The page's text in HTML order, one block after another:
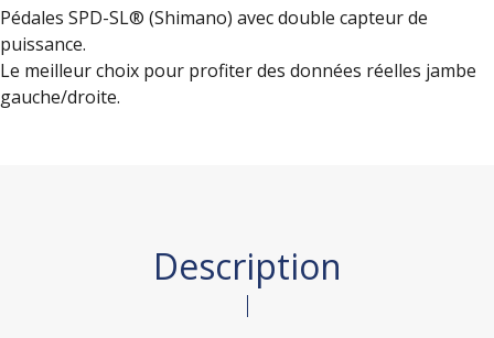
Pédales SPD-SL® (Shimano) avec double capteur de
puissance.
Le meilleur choix pour profiter des données réelles jambe
gauche/droite.
Description